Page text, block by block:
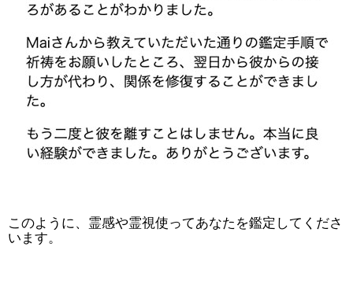
このように、霊感や霊視使ってあなたを鑑定してくださ
います。